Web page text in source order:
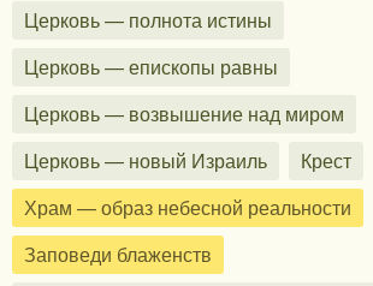
Церковь — полнота истины
Церковь — епископы равны
Церковь — возвышение над миром
Церковь — новый Израиль
Крест
Храм — образ небесной реальности
Заповеди блаженств